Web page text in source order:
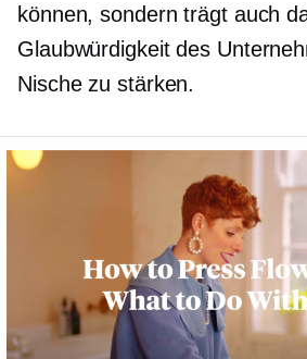
können, sondern trägt auch
Glaubwürdigkeit des
Nische zu stärken.